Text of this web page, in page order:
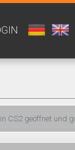
CS2 geöffnet und